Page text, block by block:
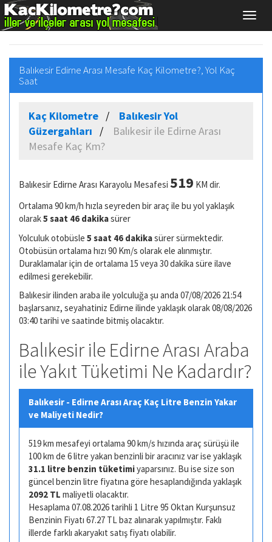
Balıkesir Edirne Arası Mesafe Kaç Kilometre?, Yol Kaç
Saat
Kaç Kilometre
Balıkesir Yol
Güzergahları
Balıkesir ile Edirne Arası
Mesafe Kaç Km?
Balıkesir Edirne Arası Karayolu Mesafesi 519 KM dir.
Ortalama 90 km/h hızla seyreden bir araç ile bu yol yaklaşık
olarak5 saat 46 dakikasürer
Yolculuk otobüsle 5 saat 46 dakikasürer sürmektedir.
Otobüsün ortalama hızı 90 Km/s olarak ele alınmıştır.
Duraklamalar için de ortalama 15 veya 30 dakika süre ilave
edilmesi gerekebilir.
Balıkesir ilinden araba ile yolculuğa şu anda 07/08/2026 21:54
başlarsanız, seyahatiniz Edirne ilinde yaklaşık olarak 08/08/2026
03:40 tarihi ve saatinde bitmiş olacaktır.
Balıkesir ile Edirne Arası Araba
ile Yakıt Tüketimi Ne Kadardır?
Balıkesir - Edirne Arası Araç Kaç Litre Benzin Yakar
ve Maliyeti Nedir?
519 km mesafeyi ortalama 90 km/s hızında araç sürüşü ile
100 km de 6 litre yakan benzinli bir aracınız var ise yaklaşık
31.1 litre benzin tüketimiyaparsınız. Bu ise size son
güncel benzin litre fiyatına göre hesaplandığında yaklaşık
2092 TL maliyetli olacaktır.
Hesaplama 07.08.2026 tarihli 1 Litre 95 Oktan Kurşunsuz
Benzinin Fiyatı 67.27 TL baz alınarak yapılmıştır. Faklı
illerde farklı akaryakıt satış fiyatı olabilir.